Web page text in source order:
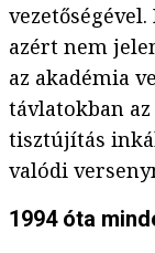
azért nem
az akadémia
távlatokban
tisztújítás
valódi
1994 óta